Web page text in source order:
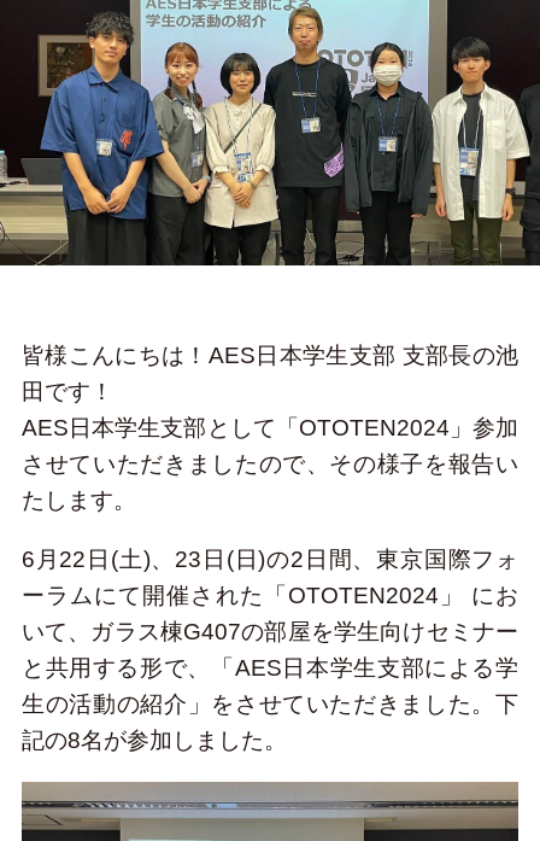
皆様こんにちは！AES日本学生支部 支部長の池
田です！
AES日本学生支部として「OTOTEN2024」参加
させていただきましたので、その様子を報告い
たします。
6月22日(土)、23日(日)の2日間、東京国際フォ
ーラムにて開催された「OTOTEN2024」 にお
いて、ガラス棟G407の部屋を学生向けセミナー
と共用する形で、「AES日本学生支部による学
生の活動の紹介」をさせていただきました。下
記の8名が参加しました。